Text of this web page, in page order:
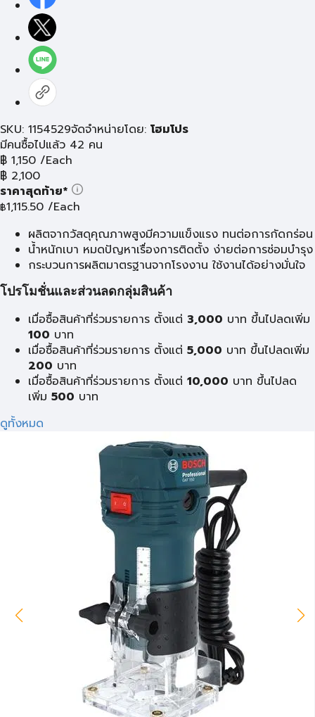
SKU: 1154529จัดจำหน่ายโดย: โฮมโปร
มีคนซื้อไปแล้ว 42 คน
฿ 1,150 /Each
฿ 2,100
ราคาสุดท้าย*
฿1,115.50 /Each
ผลิตจากวัสดุคุณภาพสูงมีความแข็งแรง ทนต่อการกัดกร่อน
น้ำหนักเบา หมดปัญหาเรื่องการติดตั้ง ง่ายต่อการซ่อมบำรุง
กระบวนการผลิตมาตรฐานจากโรงงาน ใช้งานได้อย่างมั่นใจ
โปรโมชั่นและส่วนลดกลุ่มสินค้า
เมื่อซื้อสินค้าที่ร่วมรายการ ตั้งแต่ 3,000 บาท ขึ้นไปลดเพิ่ม
100 บาท
เมื่อซื้อสินค้าที่ร่วมรายการ ตั้งแต่ 5,000 บาท ขึ้นไปลดเพิ่ม
200 บาท
เมื่อซื้อสินค้าที่ร่วมรายการ ตั้งแต่ 10,000 บาท ขึ้นไปลด
เพิ่ม 500 บาท
ดูทั้งหมด